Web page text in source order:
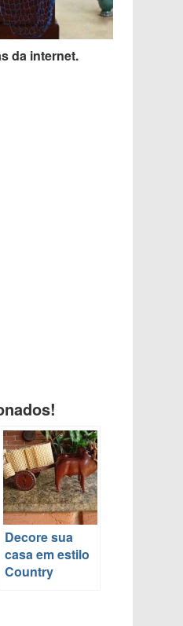
da internet.
Decore sua
casa em estilo
Country